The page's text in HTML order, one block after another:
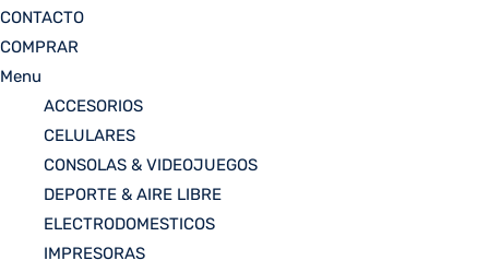
CONTACTO
COMPRAR
Menu
ACCESORIOS
CELULARES
CONSOLAS & VIDEOJUEGOS
DEPORTE & AIRE LIBRE
ELECTRODOMESTICOS
IMPRESORAS